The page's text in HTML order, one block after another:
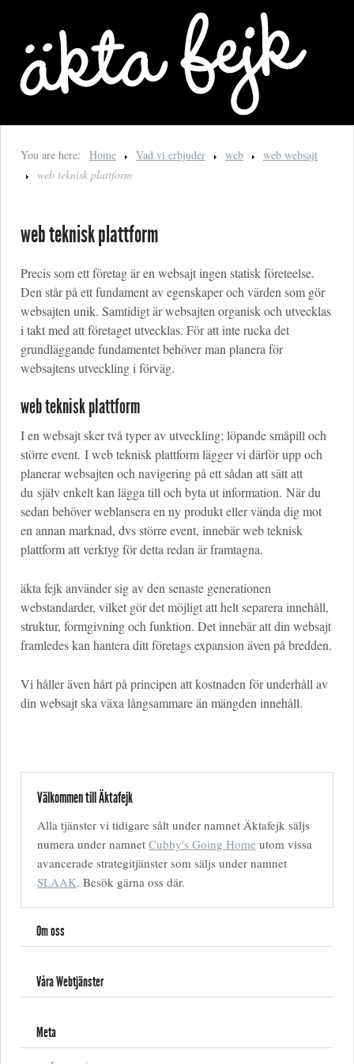
You are here: Home Vad vi erbjuder web
web websajt
web teknisk plattform
web teknisk plattform
Precis som ett företag är en websajt ingen statisk företeelse.
Den står på ett fundament av egenskaper och värden som gör
websajten unik. Samtidigt är websajten organisk och utvecklas
i takt med att företaget utvecklas. För att inte rucka det
grundläggande fundamentet behöver man planera för
websajtens utveckling i förväg.
web teknisk plattform
I en websajt sker två typer av utveckling; löpande småpill och
större event. I web teknisk plattform lägger vi därför upp och
planerar websajten och navigering på ett sådan att sätt att
du själv enkelt kan lägga till och byta ut information. När du
sedan behöver weblansera en ny produkt eller vända dig mot
en annan marknad, dvs större event, innebär web teknisk
plattform att verktyg för detta redan är framtagna.
äkta fejk använder sig av den senaste generationen
webstandarder, vilket gör det möjligt att helt separera innehåll,
struktur, formgivning och funktion. Det innebär att din websajt
framledes kan hantera ditt företags expansion även på bredden.
Vi håller även hårt på principen att kostnaden för underhåll av
din websajt ska växa långsammare än mängden innehåll.
Välkommen till Äktafejk
Alla tjänster vi tidigare sålt under namnet Äktafejk säljs
numera under namnet Cubby's Going Home utom vissa
avancerade strategitjänster som säljs under namnet
SLAAK. Besök gärna oss där.
Om oss
Våra Webtjänster
Meta